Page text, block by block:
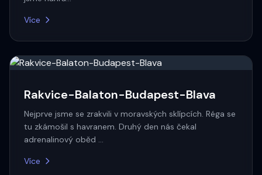
Více
Rakvice-Balaton-Budapest-Blava
Nejprve jsme se zrakvili v moravských sklípcích. Réga se
tu zkámošil s havranem. Druhý den nás čekal
adrenalinový oběd …
Více